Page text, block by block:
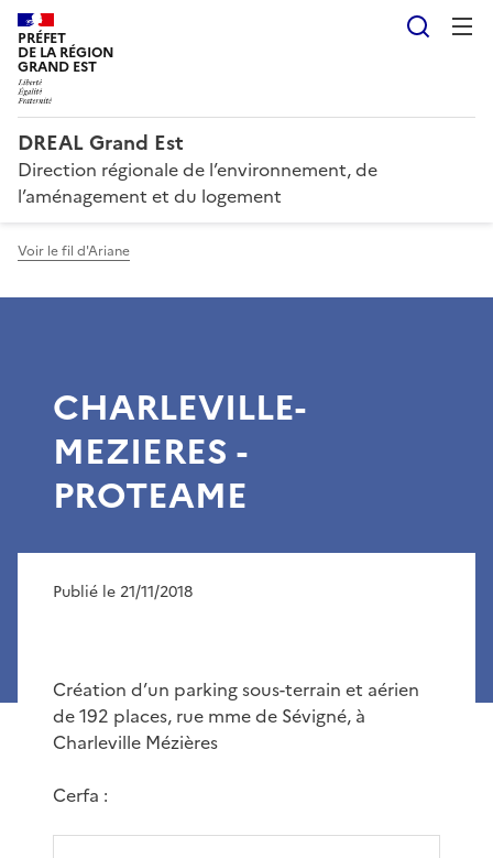
PRÉFET
DE LA RÉGION
GRAND EST
DREAL Grand Est
Direction régionale de l’environnement, de
l’aménagement et du logement
Voir le fil d'Ariane
CHARLEVILLE-
MEZIERES -
PROTEAME
Publié le 21/11/2018
Création d’un parking sous-terrain et aérien
de 192 places, rue mme de Sévigné, à
Charleville Mézières
Cerfa :